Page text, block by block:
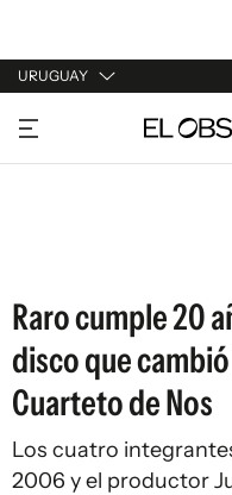
URUGUAY
URUGUAY
ARGENTINA
Raro cumple 20
disco que
Cuarteto de Nos
Los cuatro
2006 y el productor